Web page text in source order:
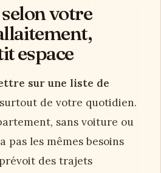
votre
espace
sur une liste de
de votre quotidien.
sans voiture ou
pas les mêmes besoins
des trajets